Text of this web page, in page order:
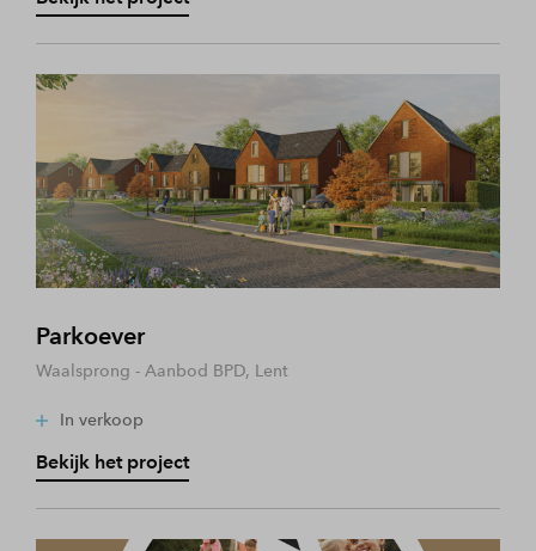
Parkoever
Waalsprong - Aanbod BPD, Lent
In verkoop
Bekijk het project